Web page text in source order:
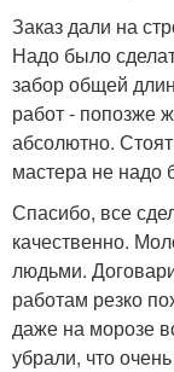
Заказ дали на
Надо было
забор общей
работ - попозже
абсолютно.
мастера не
Спасибо, все
качественно.
людьми.
работам резко
даже на морозе
убрали, что